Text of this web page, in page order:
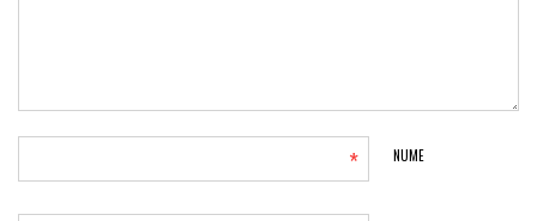
NUME
*